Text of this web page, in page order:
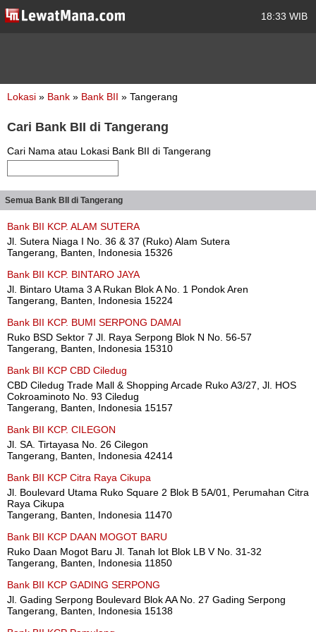
18:33 WIB
Lokasi » Bank » Bank BII » Tangerang
Cari Bank BII di Tangerang
Cari Nama atau Lokasi Bank BII di Tangerang
Semua Bank BII di Tangerang
Bank BII KCP. ALAM SUTERA
Jl. Sutera Niaga I No. 36 & 37 (Ruko) Alam Sutera
Tangerang, Banten, Indonesia 15326
Bank BII KCP. BINTARO JAYA
Jl. Bintaro Utama 3 A Rukan Blok A No. 1 Pondok Aren
Tangerang, Banten, Indonesia 15224
Bank BII KCP. BUMI SERPONG DAMAI
Ruko BSD Sektor 7 Jl. Raya Serpong Blok N No. 56-57
Tangerang, Banten, Indonesia 15310
Bank BII KCP CBD Ciledug
CBD Ciledug Trade Mall & Shopping Arcade Ruko A3/27, Jl. HOS
Cokroaminoto No. 93 Ciledug
Tangerang, Banten, Indonesia 15157
Bank BII KCP. CILEGON
Jl. SA. Tirtayasa No. 26 Cilegon
Tangerang, Banten, Indonesia 42414
Bank BII KCP Citra Raya Cikupa
Jl. Boulevard Utama Ruko Square 2 Blok B 5A/01, Perumahan Citra
Raya Cikupa
Tangerang, Banten, Indonesia 11470
Bank BII KCP DAAN MOGOT BARU
Ruko Daan Mogot Baru Jl. Tanah lot Blok LB V No. 31-32
Tangerang, Banten, Indonesia 11850
Bank BII KCP GADING SERPONG
Jl. Gading Serpong Boulevard Blok AA No. 27 Gading Serpong
Tangerang, Banten, Indonesia 15138